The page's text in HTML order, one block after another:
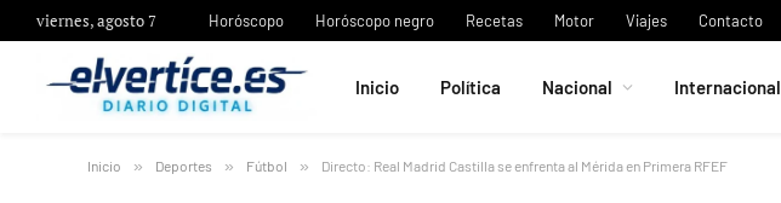
viernes, agosto 7 Horóscopo Horóscopo negro Recetas Motor Viajes Contacto
Inicio Política Nacional Internacional
Inicio » Deportes » Fútbol » Directo: Real Madrid Castilla se enfrenta al Mérida en Primera RFEF